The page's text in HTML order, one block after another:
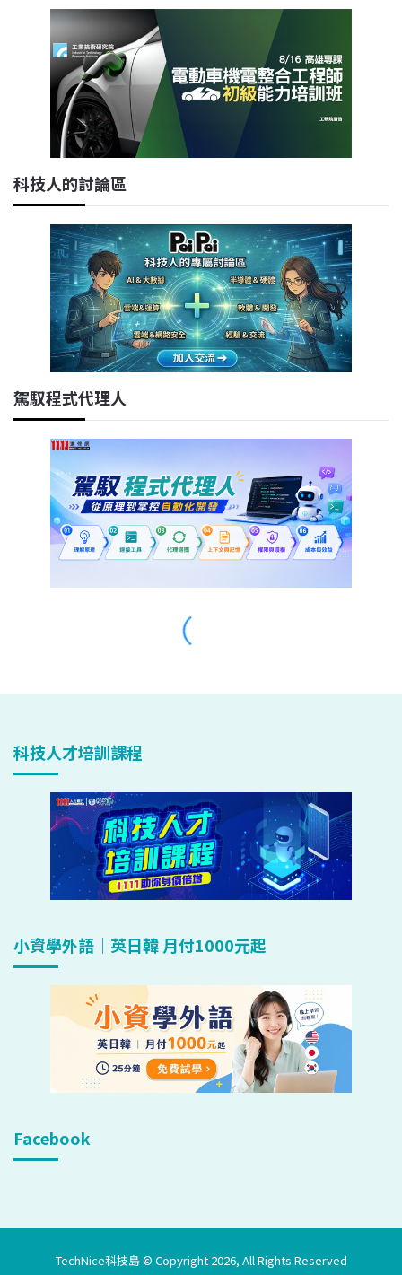
科技人才培訓課程
小資學外語｜英日韓 月付1000元起
Facebook
TechNice科技島 © Copyright 2026, All Rights Reserved